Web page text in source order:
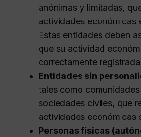
anónimas y limitadas,
actividades económicas
Estas entidades deben
que su actividad
correctamente registrada.
Entidades sin
tales como
sociedades civiles, que
actividades económicas
Personas físicas